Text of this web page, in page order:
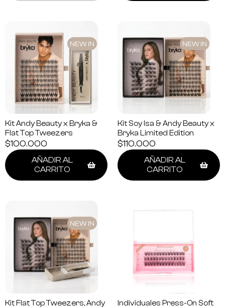
NEW IN
Kit Andy Beauty x Bryka &
Flat Top Tweezers
$100.000
AÑADIR AL
CARRITO
NEW IN
Kit Soy Isa & Andy Beauty x
Bryka Limited Edition
$110.000
AÑADIR AL
CARRITO
NEW IN
Kit Flat Top Tweezers, Andy
Individuales Press-On Soft